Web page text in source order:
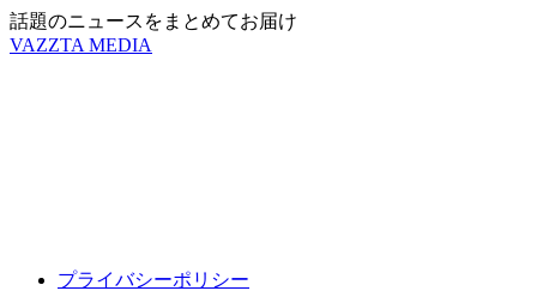
話題のニュースをまとめてお届け
VAZZTA MEDIA
プライバシーポリシー